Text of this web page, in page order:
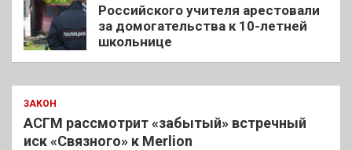
Российского учителя арестовали
за домогательства к 10-летней
школьнице
ЗАКОН
АСГМ рассмотрит «забытый» встречный
иск «Связного» к Merlion